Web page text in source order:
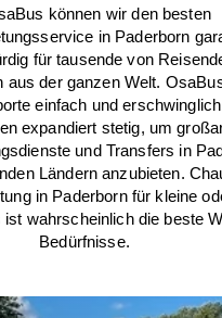
können wir den besten
in Paderborn
für tausende von
aus der ganzen Welt.
einfach und
expandiert stetig, um
und Transfers in
Ländern anzubieten.
in Paderborn für kleine
wahrscheinlich die beste
Bedürfnisse.